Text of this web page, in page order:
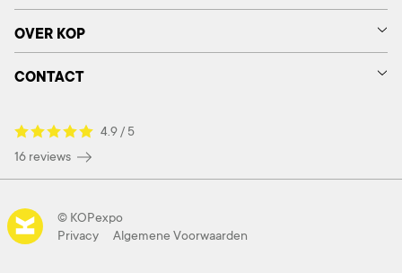
OVER KOP
CONTACT
4.9 / 5
16 reviews
© KOPexpo
Privacy
Algemene Voorwaarden